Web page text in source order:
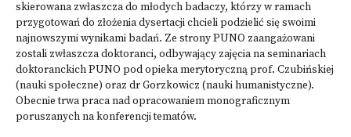
skierowana zwłaszcza do młodych badaczy, którzy w ramach
przygotowań do złożenia dysertacji chcieli podzielić się swoimi
najnowszymi wynikami badań. Ze strony PUNO zaangażowani
zostali zwłaszcza doktoranci, odbywający zajęcia na seminariach
doktoranckich PUNO pod opieka merytoryczną prof. Czubińskiej
(nauki społeczne) oraz dr Gorzkowicz (nauki humanistyczne).
Obecnie trwa praca nad opracowaniem monograficznym
poruszanych na konferencji tematów.